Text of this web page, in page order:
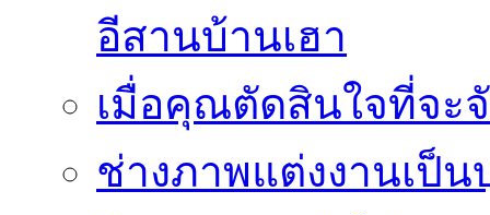
อีสานบ้านเฮา
เมื่อคุณตัดสินใจที่จะ
ช่างภาพแต่งงานเป็